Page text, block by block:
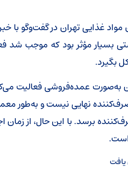
مواد غذایی تهران در گفت‌وگو با
بسیار مؤثر بود که موجب شد
بگیرد.
به‌صورت عمده‌فروشی فعالیت
برسد. با این حال، از زمان
یافت